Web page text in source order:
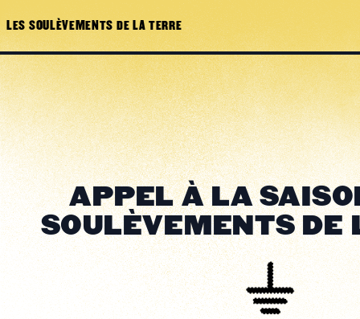
LES SOULÈVEMENTS DE LA TERRE
APPEL À LA
SOULÈVEMENTS DE